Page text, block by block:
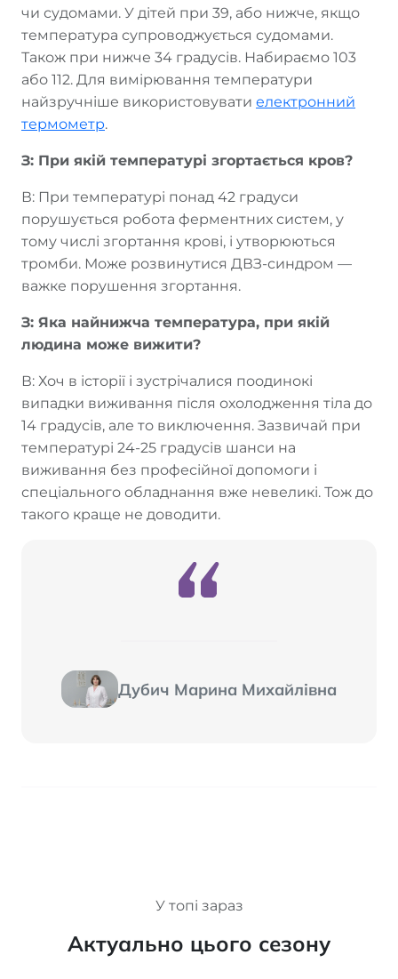
чи судомами. У дітей при 39, або нижче, якщо
температура супроводжується судомами.
Також при нижче 34 градусів. Набираємо 103
або 112. Для вимірювання температури
найзручніше використовувати електронний
термометр.
З: При якій температурі згортається кров?
В: При температурі понад 42 градуси
порушується робота ферментних систем, у
тому числі згортання крові, і утворюються
тромби. Може розвинутися ДВЗ-синдром —
важке порушення згортання.
З: Яка найнижча температура, при якій
людина може вижити?
В: Хоч в історії і зустрічалися поодинокі
випадки виживання після охолодження тіла до
14 градусів, але то виключення. Зазвичай при
температурі 24-25 градусів шанси на
виживання без професійної допомоги і
спеціального обладнання вже невеликі. Тож до
такого краще не доводити.
Дубич Марина Михайлівна
У топі зараз
Актуально цього сезону